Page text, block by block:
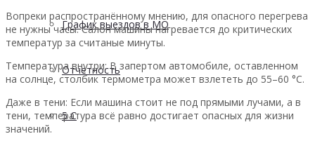
График выездов в МО
Отчетность
5 С
Вопреки распространённому мнению, для опасного перегрева
не нужны часы. Салон машины нагревается до критических
температур за считаные минуты.
Температура внутри: В запертом автомобиле, оставленном
на солнце, столбик термометра может взлететь до 55–60 °C.
Даже в тени: Если машина стоит не под прямыми лучами, а в
тени, температура всё равно достигает опасных для жизни
значений.